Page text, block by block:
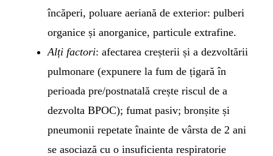
încăperi, poluare aeriană de exterior: pulberi
organice și anorganice, particule extrafine.
Alți factori: afectarea creșterii și a dezvoltării
pulmonare (expunere la fum de țigară în
perioada pre/postnatală crește riscul de a
dezvolta BPOC); fumat pasiv; bronșite și
pneumonii repetate înainte de vârsta de 2 ani
se asociază cu o insuficienta respiratorie